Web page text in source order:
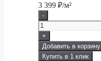
3 399 ₽/м²
-
+
Добавить в корзину
Купить в 1 клик